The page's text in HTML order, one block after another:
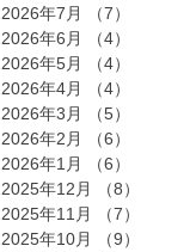
2026年7月
（7）
2026年6月
（4）
2026年5月
（4）
2026年4月
（4）
2026年3月
（5）
2026年2月
（6）
2026年1月
（6）
2025年12月
（8）
2025年11月
（7）
2025年10月
（9）